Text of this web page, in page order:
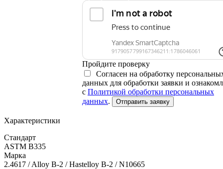
Пройдите проверку
Согласен на обработку
данных для обработки заявки и
с Политикой обработки персональных
данных. Отправить заявку
Характеристики
Стандарт
ASTM B335
Марка
2.4617 / Alloy B-2 / Hastelloy B-2 / N10665